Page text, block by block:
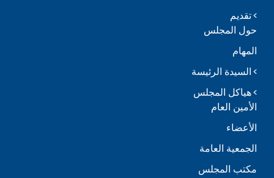
تقديم
حول المجلس
المهام
السيدة الرئيسة
هياكل المجلس
الأمين العام
الأعضاء
الجمعية العامة
مكتب المجلس